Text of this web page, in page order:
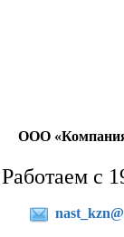
ООО
Работаем с